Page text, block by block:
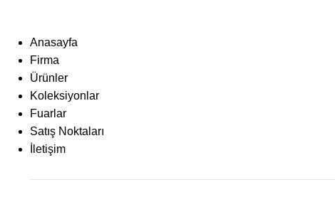
Anasayfa
Firma
Ürünler
Koleksiyonlar
Fuarlar
Satış Noktaları
İletişim